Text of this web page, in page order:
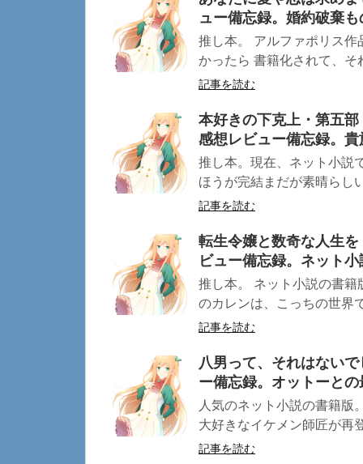
ュー備忘録。婚約破棄
推し本。 アルファポリス
かったら 書籍化されて、そ
記事を読む
本好きの下克上・第五
感想レビュー備忘録。
推し本。現在、ネット小説
ほうが完結まだが素晴らし
記事を読む
転生令嬢と数奇な人生
ビュー備忘録。ネット
推し本。 ネット小説の書
のカレンは、こっちの世界
記事を読む
八男って、それはない
ー備忘録。オットーと
人気のネット小説の書籍版
大好きなイケメン師匠が再
記事を読む